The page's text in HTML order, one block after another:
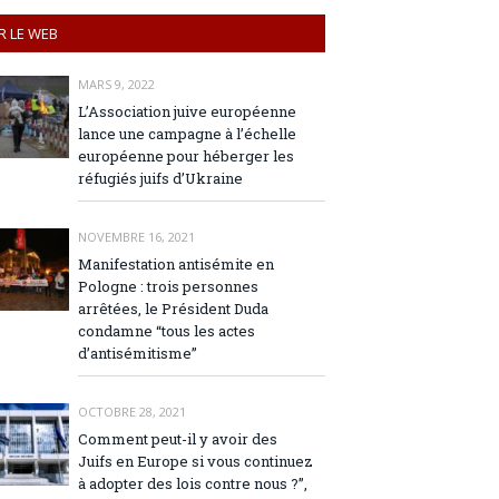
LE WEB
MARS 9, 2022
L’Association juive européenne
lance une campagne à l’échelle
européenne pour héberger les
réfugiés juifs d’Ukraine
NOVEMBRE 16, 2021
Manifestation antisémite en
Pologne : trois personnes
arrêtées, le Président Duda
condamne “tous les actes
d’antisémitisme”
OCTOBRE 28, 2021
Comment peut-il y avoir des
Juifs en Europe si vous continuez
à adopter des lois contre nous ?”,